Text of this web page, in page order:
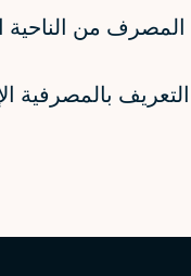
المصرف من